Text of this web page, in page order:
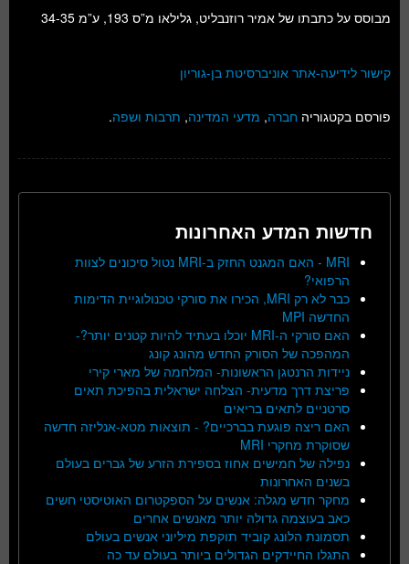
מבוסס על כתבתו של אמיר רוזנבליט, גלילאו מ”ס 193, ע”מ 34-35
קישור לידיעה-אתר אוניברסיטת בן-גוריון
פורסם בקטגוריה חברה, מדעי המדינה, תרבות ושפה.
חדשות המדע האחרונות
MRI - האם המגנט החזק ב-MRI נטול סיכונים לצוות
הרפואי?
כבר לא רק MRI, הכירו את סורקי טכנולוגיית הדימות
החדשה MPI
האם סורקי ה-MRI יוכלו בעתיד להיות קטנים יותר?-
המהפכה של הסורק החדש מהונג קונג
ניידות הרנטגן הראשונות- המלחמה של מארי קירי
פריצת דרך מדעית- הצלחה ישראלית בהפיכת תאים
סרטניים לתאים בריאים
האם ריצה פוגעת בברכיים? - תוצאות מטא-אנליזה חדשה
שסוקרת מחקרי MRI
נפילה של חמישים אחוז בספירת הזרע של גברים בעולם
בשנים האחרונות
מחקר חדש מגלה: אנשים על הספקטרום האוטיסטי חשים
כאב בעוצמה גדולה יותר מאנשים אחרים
תסמונת הלונג קוביד תוקפת מיליוני אנשים בעולם
התגלו החיידקים הגדולים ביותר בעולם עד כה